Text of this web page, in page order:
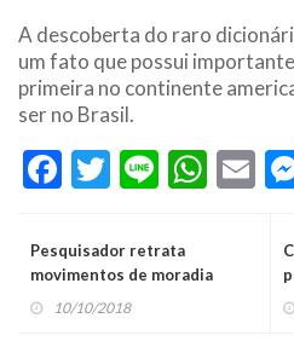
A descoberta do raro
um fato que possui
primeira no continente
ser no Brasil.
Facebook
Twitter
Line
Pesquisador retrata
movimentos de moradia
10/10/2018